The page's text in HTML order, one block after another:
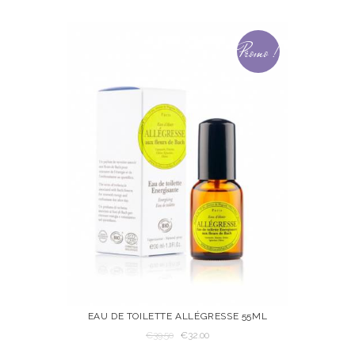
AJOUTER AU
Promo !
EAU DE TOILETTE ALLÉGRESSE 55ML
€39.50 €32.00